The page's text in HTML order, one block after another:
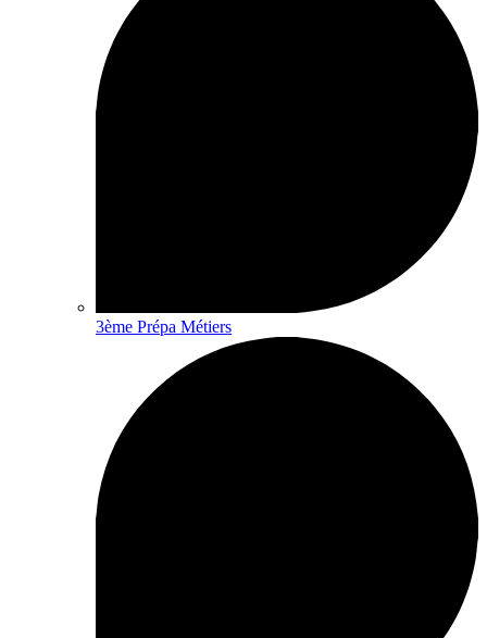
3ème Prépa Métiers